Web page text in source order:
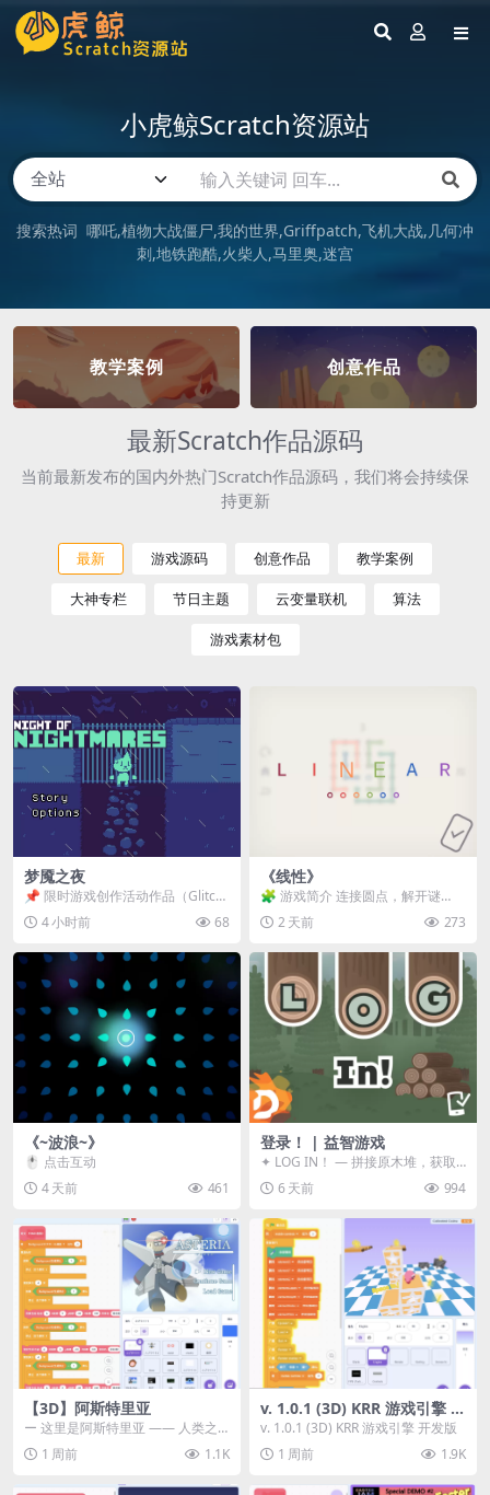
小虎鲸Scratch资源站
搜索热词 哪吒 植物大战僵尸 我的世界 Griffpatch 飞机大战 几何冲
刺 地铁跑酷 火柴人 马里奥 迷宫
教学案例 创意作品
最新Scratch作品源码
当前最新发布的国内外热门Scratch作品源码，我们将会持续保
持更新
最新 游戏源码 创意作品 教学案例
大神专栏 节日主题 云变量联机 算法
游戏素材包
梦魇之夜
📌 限时游戏创作活动作品（Glitch
Game Jam） 📖 故事背景 怪物四...
4 小时前 68
《线性》
🧩 游戏简介 连接圆点，解开谜
题。 ⚠️ 重要提示 所有关卡均可通
关，请确保使用...
2 天前 273
《~波浪~》
🖱️ 点击互动
4 天前
461
登录！ | 益智游戏
✦ LOG IN！ — 拼接原木堆，获取
分数！ ᑕ☲◎ ᑕ☲◎ ᑕ☲◎ ᑕ☲◎ ...
6 天前 994
【3D】阿斯特里亚
ー 这里是阿斯特里亚 —— 人类之
罪与未来希望交汇之地 📖 游戏简
介 《阿斯特里...
1 周前 1.1K
v. 1.0.1 (3D) KRR 游戏引擎 开
发版
v. 1.0.1 (3D) KRR 游戏引擎 开发版
1 周前
1.9K